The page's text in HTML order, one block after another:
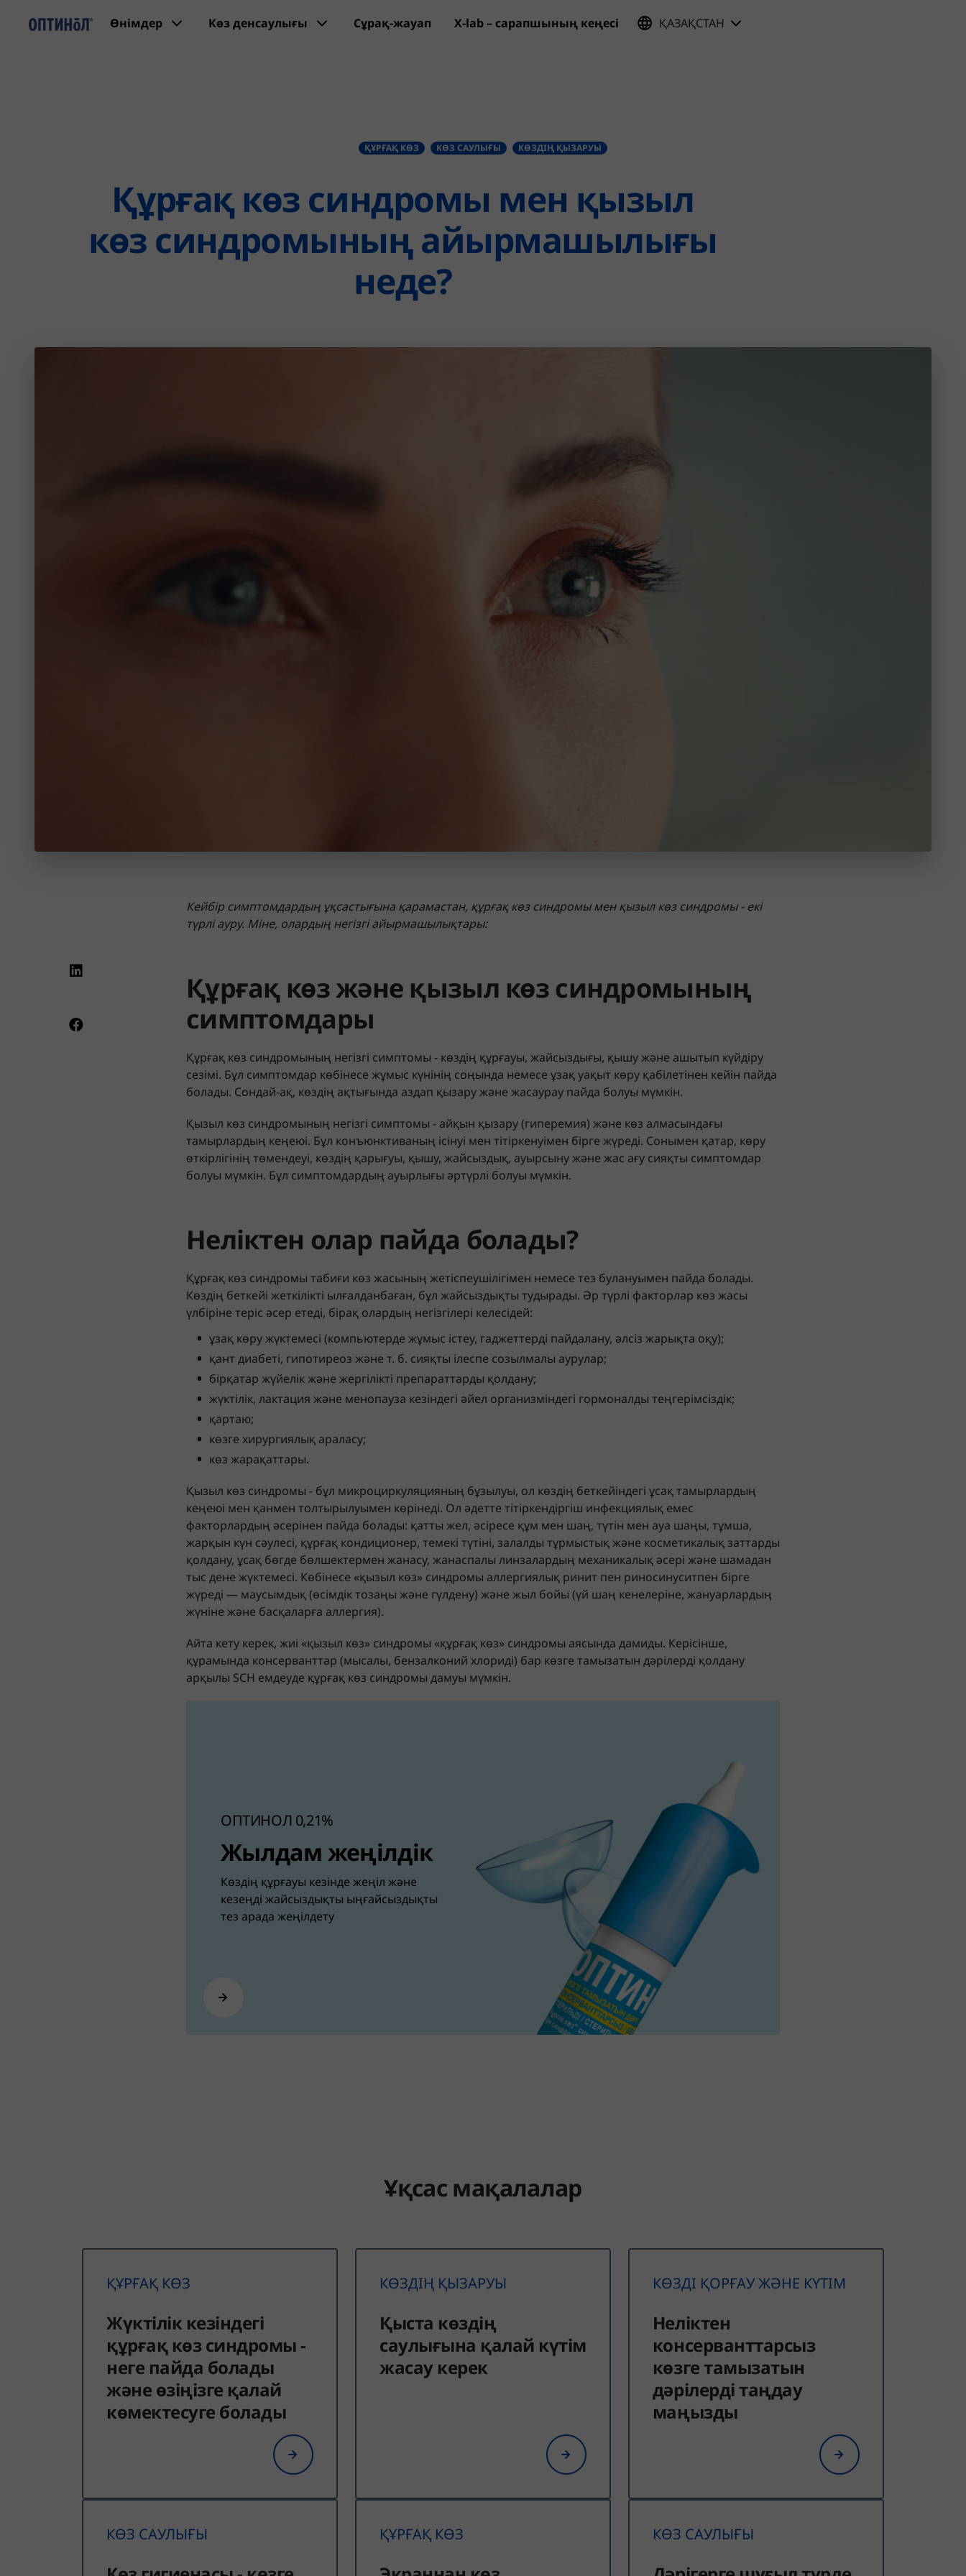
Перейти к основному содержимому
Өнімдер Көз денсаулығы Сұрақ-жауап X-lab – сарапшының кеңесі ҚАЗАҚСТАН
ҚҰРҒАҚ КӨЗ КӨЗ САУЛЫҒЫ КӨЗДІҢ ҚЫЗАРУЫ
Құрғақ көз синдромы мен қызыл
көз синдромының айырмашылығы
неде?
Кейбір симптомдардың ұқсастығына қарамастан, құрғақ көз синдромы мен қызыл көз синдромы - екі
түрлі ауру. Міне, олардың негізгі айырмашылықтары:
Құрғақ көз және қызыл көз синдромының
симптомдары
Құрғақ көз синдромының негізгі симптомы - көздің құрғауы, жайсыздығы, қышу және ашытып күйдіру
сезімі. Бұл симптомдар көбінесе жұмыс күнінің соңында немесе ұзақ уақыт көру қабілетінен кейін пайда
болады. Сондай-ақ, көздің ақтығында аздап қызару және жасаурау пайда болуы мүмкін.
Қызыл көз синдромының негізгі симптомы - айқын қызару (гиперемия) және көз алмасындағы
тамырлардың кеңеюі. Бұл конъюнктиваның ісінуі мен тітіркенуімен бірге жүреді. Сонымен қатар, көру
өткірлігінің төмендеуі, көздің қарығуы, қышу, жайсыздық, ауырсыну және жас ағу сияқты симптомдар
болуы мүмкін. Бұл симптомдардың ауырлығы әртүрлі болуы мүмкін.
Неліктен олар пайда болады?
Құрғақ көз синдромы табиғи көз жасының жетіспеушілігімен немесе тез булануымен пайда болады.
Көздің беткейі жеткілікті ылғалданбаған, бұл жайсыздықты тудырады. Әр түрлі факторлар көз жасы
үлбіріне теріс әсер етеді, бірақ олардың негізгілері келесідей:
ұзақ көру жүктемесі (компьютерде жұмыс істеу, гаджеттерді пайдалану, әлсіз жарықта оқу);
қант диабеті, гипотиреоз және т. б. сияқты ілеспе созылмалы аурулар;
бірқатар жүйелік және жергілікті препараттарды қолдану;
жүктілік, лактация және менопауза кезіндегі әйел организміндегі гормоналды теңгерімсіздік;
қартаю;
көзге хирургиялық араласу;
көз жарақаттары.
Қызыл көз синдромы - бұл микроциркуляцияның бұзылуы, ол көздің беткейіндегі ұсақ тамырлардың
кеңеюі мен қанмен толтырылуымен көрінеді. Ол әдетте тітіркендіргіш инфекциялық емес
факторлардың әсерінен пайда болады: қатты жел, әсіресе құм мен шаң, түтін мен ауа шаңы, тұмша,
жарқын күн сәулесі, құрғақ кондиционер, темекі түтіні, залалды тұрмыстық және косметикалық заттарды
қолдану, ұсақ бөгде бөлшектермен жанасу, жанаспалы линзалардың механикалық әсері және шамадан
тыс дене жүктемесі. Көбінесе «қызыл көз» синдромы аллергиялық ринит пен риносинуситпен бірге
жүреді — маусымдық (өсімдік тозаңы және гүлдену) және жыл бойы (үй шаң кенелеріне, жануарлардың
жүніне және басқаларға аллергия).
Айта кету керек, жиі «қызыл көз» синдромы «құрғақ көз» синдромы аясында дамиды. Керісінше,
құрамында консерванттар (мысалы, бензалконий хлориді) бар көзге тамызатын дәрілерді қолдану
арқылы SCH емдеуде құрғақ көз синдромы дамуы мүмкін.
ОПТИНОЛ 0,21%
Жылдам жеңілдік
Көздің құрғауы кезінде жеңіл және
кезеңді жайсыздықты ыңғайсыздықты
тез арада жеңілдету
Ұқсас мақалалар
ҚҰРҒАҚ КӨЗ
Жүктілік кезіндегі
құрғақ көз синдромы -
неге пайда болады
және өзіңізге қалай
көмектесуге болады
КӨЗДІҢ ҚЫЗАРУЫ
Қыста көздің
саулығына қалай күтім
жасау керек
КӨЗДІ ҚОРҒАУ ЖӘНЕ КҮТІМ
Неліктен
консерванттарсыз
көзге тамызатын
дәрілерді таңдау
маңызды
КӨЗ САУЛЫҒЫ ҚҰРҒАҚ КӨЗ КӨЗ САУЛЫҒЫ